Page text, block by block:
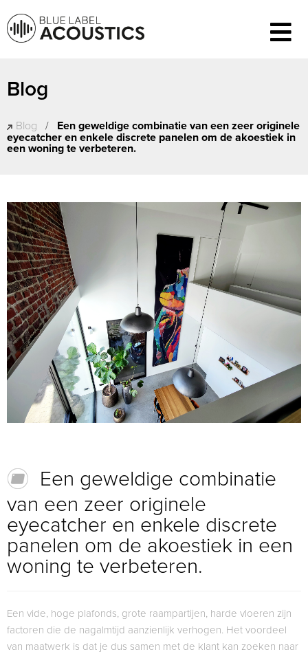
Blog
Blog / Een geweldige combinatie van een zeer originele
eyecatcher en enkele discrete panelen om de akoestiek in
een woning te verbeteren.
Een geweldige combinatie
van een zeer originele
eyecatcher en enkele discrete
panelen om de akoestiek in een
woning te verbeteren.
Een vide, hoge plafonds, grote raampartijen, harde vloeren zijn
factoren die de nagalmtijd aanzienlijk verhogen. Het voordeel
van maatwerk is dat je dus samen met de klant kan zoeken naar